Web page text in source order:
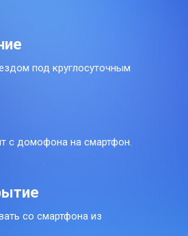
под круглосуточным
с домофона на смартфон.
со смартфона из